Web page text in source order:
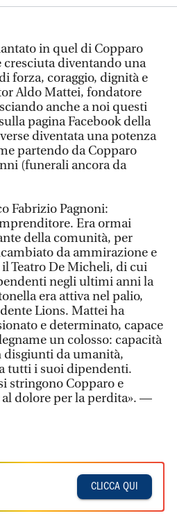
in quel di Copparo
diventando una
forza, coraggio, dignità e
Aldo Mattei, fondatore
anche a noi questi
pagina Facebook della
diventata una potenza
partendo da Copparo
(funerali ancora da
Fabrizio Pagnoni:
Era ormai
della comunità, per
da ammirazione e
Teatro De Micheli, di cui
negli ultimi anni la
era attiva nel palio,
Lions. Mattei ha
e determinato, capace
un colosso: capacità
disgiunti da umanità,
tutti i suoi dipendenti.
stringono Copparo e
dolore per la perdita». —
CLICCA QUI